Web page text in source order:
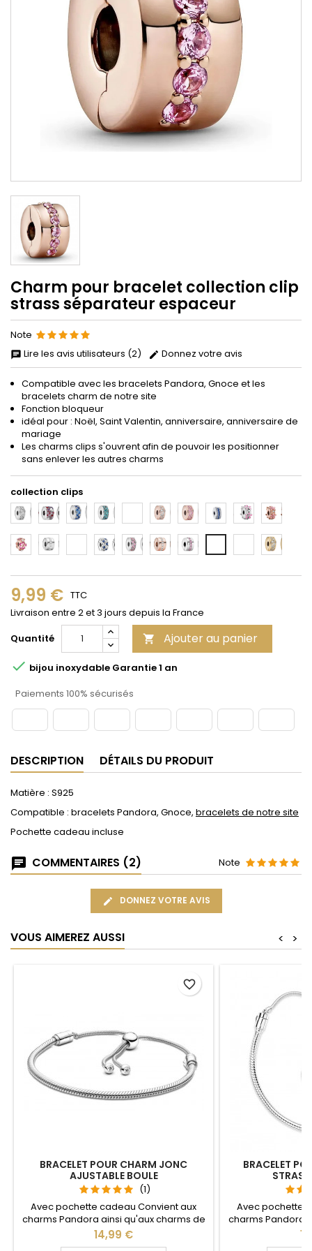
Charm pour bracelet collection clip
strass séparateur espaceur
Note
Lire les avis utilisateurs (2)
Donnez votre avis
Compatible avec les bracelets Pandora, Gnoce et les
bracelets charm de notre site
Fonction bloqueur
idéal pour : Noël, Saint Valentin, anniversaire, anniversaire de
mariage
Les charms clips s'ouvrent afin de pouvoir les positionner
sans enlever les autres charms
collection clips
2 3 4 6 7 10
11 12 14 15 16 17 20
9,99 € TTC
Livraison entre 2 et 3 jours depuis la France
Quantité
 Ajouter au panier
 bijou inoxydable Garantie 1 an
Paiements 100% sécurisés
DESCRIPTION DÉTAILS DU PRODUIT
Matière : S925
Compatible : bracelets Pandora, Gnoce, bracelets de notre site
Pochette cadeau incluse
COMMENTAIRES (2) Note
DONNEZ VOTRE AVIS
VOUS AIMEREZ AUSSI >
<
BRACELET POUR CHARM JONC
AJUSTABLE BOULE
(1)
Avec pochette cadeau Convient aux
charms Pandora ainsi qu'aux charms de
notre site idéal pour : Noël, Saint Valentin,
anniversaire, anniversaire de mariage La
Prix
14,99 €
favorite_border
BRACELET
Avec pochette
charms Pandora
notre site idéal
anniversaire,